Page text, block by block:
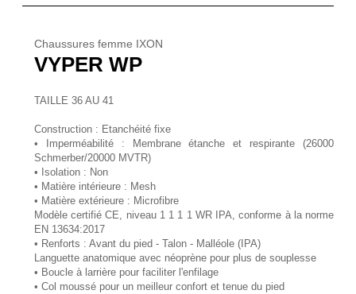
Chaussures femme IXON
VYPER WP
TAILLE 36 AU 41
Construction : Etanchéité fixe
• Imperméabilité : Membrane étanche et respirante (26000
Schmerber/20000 MVTR)
• Isolation : Non
• Matière intérieure : Mesh
• Matière extérieure : Microfibre
Modèle certifié CE, niveau 1 1 1 1 WR IPA, conforme à la norme
EN 13634:2017
• Renforts : Avant du pied - Talon - Malléole (IPA)
Languette anatomique avec néoprène pour plus de souplesse
• Boucle à larrière pour faciliter l'enfilage
• Col moussé pour un meilleur confort et tenue du pied